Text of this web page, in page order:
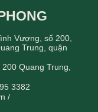
Vượng, số 200,
Trung, quận
Quang Trung,
3382
/